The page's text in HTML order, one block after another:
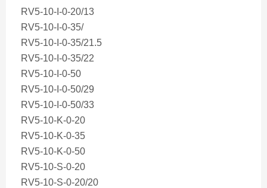
RV5-10-I-0-20/13
RV5-10-I-0-35/
RV5-10-I-0-35/21.5
RV5-10-I-0-35/22
RV5-10-I-0-50
RV5-10-I-0-50/29
RV5-10-I-0-50/33
RV5-10-K-0-20
RV5-10-K-0-35
RV5-10-K-0-50
RV5-10-S-0-20
RV5-10-S-0-20/20